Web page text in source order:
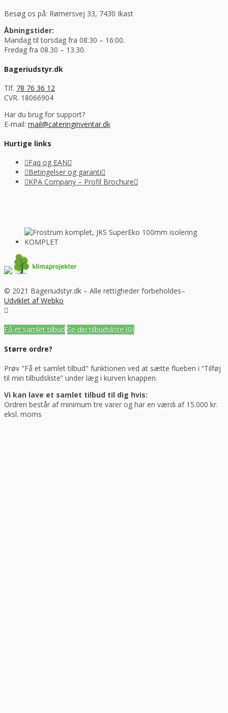
Besøg os på: Rømersvej 33, 7430 Ikast
Åbningstider:
Mandag til torsdag fra 08:30 – 16:00.
Fredag fra 08.30 – 13.30.
Bageriudstyr.dk
Tlf. 78 76 36 12
CVR. 18066904
Har du brug for support?
E-mail: mail@cateringinventar.dk
Hurtige links
Faq og EAN
Betingelser og garanti
KPA Company – Profil Brochure
© 2021 Bageriudstyr.dk – Alle rettigheder forbeholdes–
Udviklet af Webko
Få et samlet tilbud Se din tilbudsliste (0)
Større ordre?
Prøv "Få et samlet tilbud" funktionen ved at sætte flueben i “Tilføj
til min tilbudsliste” under læg i kurven knappen.
Vi kan lave et samlet tilbud til dig hvis:
Ordren består af minimum tre varer og har en værdi af 15.000 kr.
eksl. moms